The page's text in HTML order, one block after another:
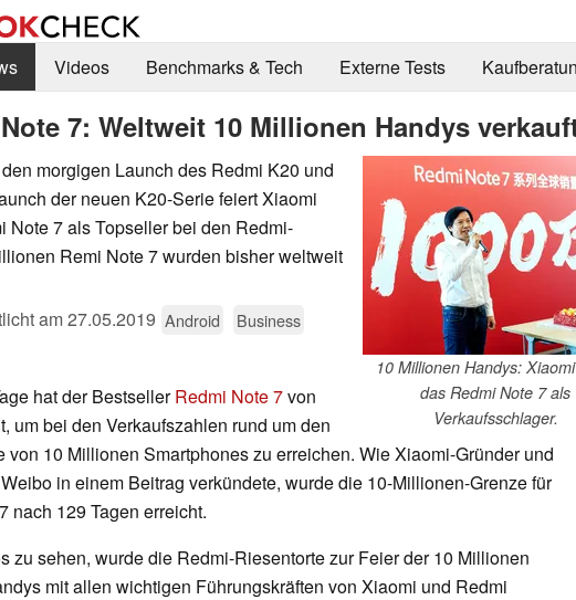
Videos Benchmarks & Tech Externe Tests
7: Weltweit 10 Millionen Handys
10 Millionen Handys:
das Redmi Note 7 als
Verkaufsschlager.
morgigen Launch des Redmi K20 und
der neuen K20-Serie feiert Xiaomi
Note 7 als Topseller bei den Redmi-
Remi Note 7 wurden bisher weltweit
am27.05.2019 Android
Business
hat der BestsellerRedmi Note 7von
um bei den Verkaufszahlen rund um den
von 10 Millionen Smartphones zu erreichen. Wie Xiaomi-Gründer und
in einem Beitrag verkündete, wurde die 10-Millionen-Grenze für
nach 129 Tagen erreicht.
zu sehen, wurde die Redmi-Riesentorte zur Feier der 10 Millionen
mit allen wichtigen Führungskräften von Xiaomi und Redmi